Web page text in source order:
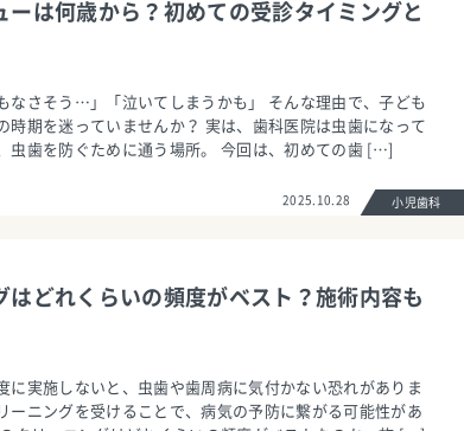
ーは何歳から？初めての受診タイミングと
なさそう…」「泣いてしまうかも」 そんな理由で、子ども
時期を迷っていませんか？ 実は、歯科医院は虫歯になって
虫歯を防ぐために通う場所。 今回は、初めての歯 […]
2025.10.28 小児歯科
はどれくらいの頻度がベスト？施術内容も
に実施しないと、虫歯や歯周病に気付かない恐れがありま
ーニングを受けることで、病気の予防に繋がる可能性があ